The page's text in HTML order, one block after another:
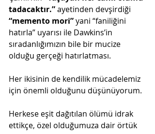
tadacaktır.” ayetinden devşirdiği
“memento mori” yani “faniliğini
hatırla” uyarısı ile Dawkins’in
sıradanlığımızın bile bir mucize
olduğu gerçeği hatırlatması.
Her ikisinin de kendilik mücadelemiz
için önemli olduğunu düşünüyorum.
Herkese eşit dağıtılan ölümü idrak
ettikçe, özel olduğumuza dair örtük